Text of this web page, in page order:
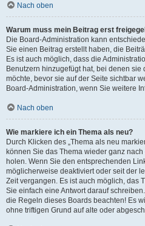
Nach oben
Warum muss mein Beitrag erst
Die Board-Administration kann
Sie einen Beitrag erstellt haben, die
Es ist auch möglich, dass die
Benutzern hinzugefügt hat, bei denen sie
möchte, bevor sie auf der Seite sichtbar
Board-Administration, wenn Sie weitere
Nach oben
Wie markiere ich ein Thema als neu?
Durch Klicken des „Thema als neu
können Sie das Thema wieder ganz
holen. Wenn Sie den entsprechenden
möglicherweise deaktiviert oder seit der
Zeit vergangen. Es ist auch möglich, das
Sie einfach eine Antwort darauf
die Regeln dieses Boards beachten! Es
ohne triftigen Grund auf alte oder